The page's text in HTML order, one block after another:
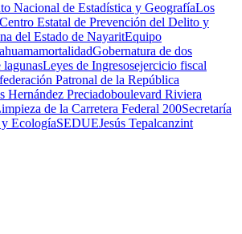
Nacional de Estadística y GeografíaLos
Centro Estatal de Prevención del Delito y
del Estado de NayaritEquipo
mortalidadGobernatura de dos
lagunasLeyes de Ingresosejercicio fiscal
Patronal de la República
Hernández Preciadoboulevard Riviera
de la Carretera Federal 200Secretaría
EcologíaSEDUEJesús Tepalcanzint